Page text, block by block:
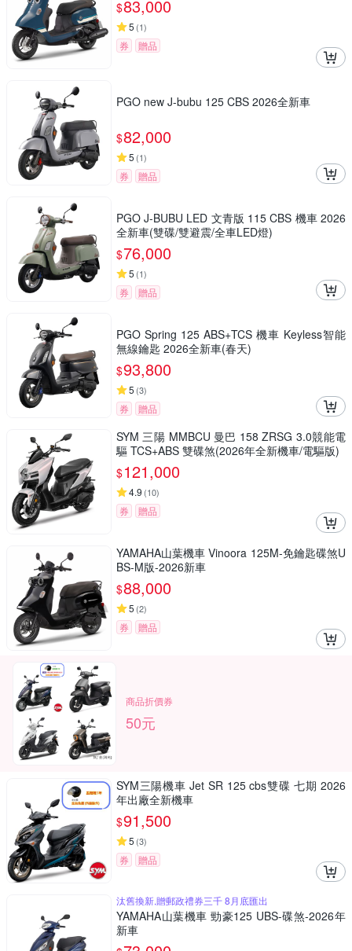
$83,000
5 (1)
券 贈品
PGO new J-bubu 125 CBS 2026全新車
$82,000
5 (1)
券 贈品
PGO J-BUBU LED 文青版 115 CBS 機車 2026
全新車(雙碟/雙避震/全車LED燈)
$76,000
5 (1)
券 贈品
PGO Spring 125 ABS+TCS 機車 Keyless智能
無線鑰匙 2026全新車(春天)
$93,800
5 (3)
券 贈品
SYM 三陽 MMBCU 曼巴 158 ZRSG 3.0競能電
驅 TCS+ABS 雙碟煞(2026年全新機車/電驅版)
$121,000
4.9 (10)
券 贈品
YAMAHA山葉機車 Vinoora 125M-免鑰匙碟煞U
BS-M版-2026新車
$88,000
5 (2)
券 贈品
商品折價券
50元
SYM三陽機車 Jet SR 125 cbs雙碟 七期 2026
年出廠全新機車
$91,500
5 (3)
券 贈品
汰舊換新,贈郵政禮券三千 8月底匯出
YAMAHA山葉機車 勁豪125 UBS-碟煞-2026年
新車